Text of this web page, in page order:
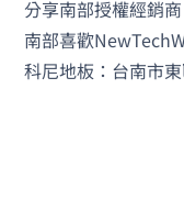
分享南部授權經銷
南部喜歡
科尼地板：台南市